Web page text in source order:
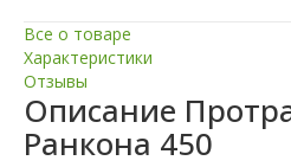
Все о товаре
Характеристики
Отзывы
Описание
Ранкона 450